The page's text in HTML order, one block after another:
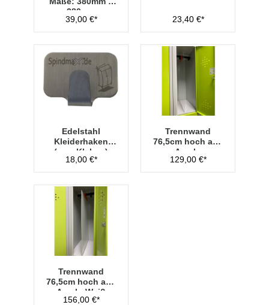
280mm
39,00 €*
23,40 €*
Edelstahl
Kleiderhaken
(zum Kleben)
18,00 €*
Trennwand
76,5cm hoch aus
Acryl -
Transparent
129,00 €*
Trennwand
76,5cm hoch aus
Acryl - Weiß
156,00 €*